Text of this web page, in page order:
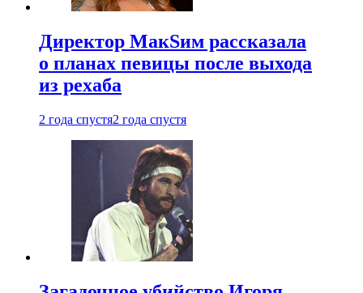
Директор МакSим рассказала
о планах певицы после выхода
из рехаба
2 года спустя2 года спустя